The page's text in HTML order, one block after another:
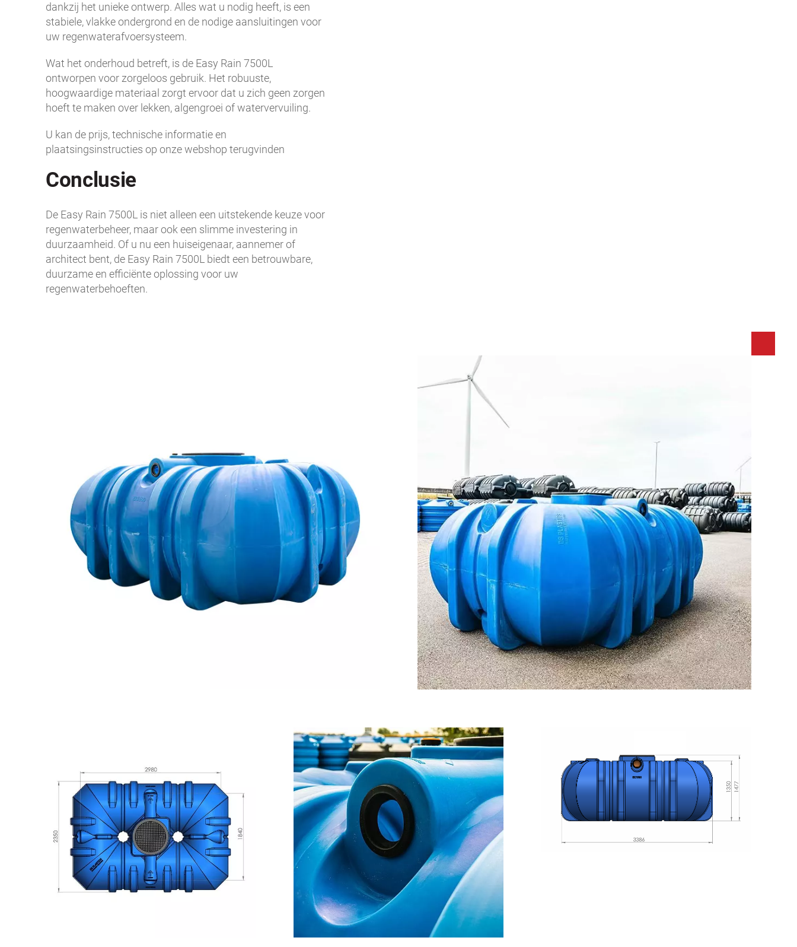
dankzij het unieke ontwerp. Alles wat u nodig heeft, is een
stabiele, vlakke ondergrond en de nodige aansluitingen voor
uw regenwaterafvoersysteem.
Wat het onderhoud betreft, is de Easy Rain 7500L
ontworpen voor zorgeloos gebruik. Het robuuste,
hoogwaardige materiaal zorgt ervoor dat u zich geen zorgen
hoeft te maken over lekken, algengroei of watervervuiling.
U kan de prijs, technische informatie en
plaatsingsinstructies op onzewebshop terugvinden
Conclusie
De Easy Rain 7500L is niet alleen een uitstekende keuze voor
regenwaterbeheer, maar ook een slimme investering in
duurzaamheid. Of u nu een huiseigenaar, aannemer of
architect bent, de Easy Rain 7500L biedt een betrouwbare,
duurzame en efficiënte oplossing voor uw
regenwaterbehoeften.